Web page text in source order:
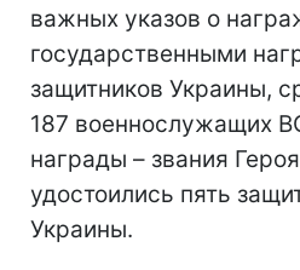
важных указов о
государственными
защитников Украины,
187 военнослужащих
награды – звания
удостоились пять
Украины.